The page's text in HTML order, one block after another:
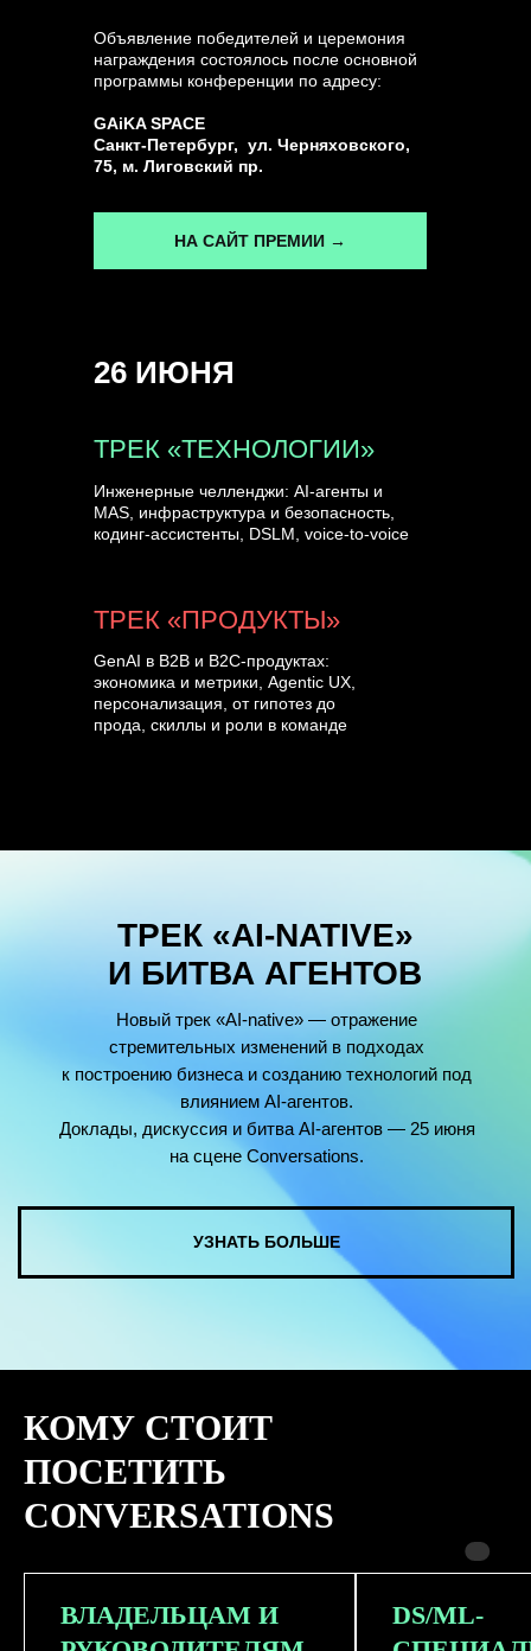
Объявление победителей и церемония
награждения состоялось после основной
программы конференции по адресу:
GAiKA SPACE
Санкт-Петербург, ул. Черняховского,
75, м. Лиговский пр.
26 ИЮНЯ
ТРЕК «ПРОДУКТЫ»
GenAI в B2B и B2C-продуктах:
экономика и метрики, Agentic UX,
персонализация, от гипотез до
прода, скиллы и роли в команде
Инженерные челленджи: AI-агенты и
MAS, инфраструктура и безопасность,
кодинг-ассистенты, DSLM, voice-to-voice
ТРЕК «ТЕХНОЛОГИИ»
НА САЙТ ПРЕМИИ →
КОМУ СТОИТ
ПОСЕТИТЬ
CONVERSATIONS
ВЛАДЕЛЬЦАМ И
DS/ML-
ГЕНЕРАЛЬНЫЙ ИНФОПАРТНЕР
CONVERSATIONS